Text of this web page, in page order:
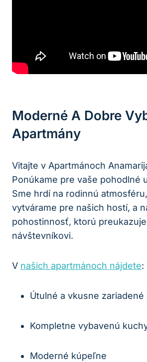
Moderné A Dobre
Apartmány
Vitajte v Apartmánoch
Ponúkame pre vaše pohodlné
Sme hrdí na rodinnú
vytvárame pre našich hostí, a
pohostinnosť, ktorú
návštevníkovi.
V našich apartmánoch nájdete:
Útulné a vkusne
Kompletne vybavenú
Moderné kúpeľne